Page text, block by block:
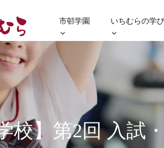
市邨学園 いちむらの学び
校】第2回 入試